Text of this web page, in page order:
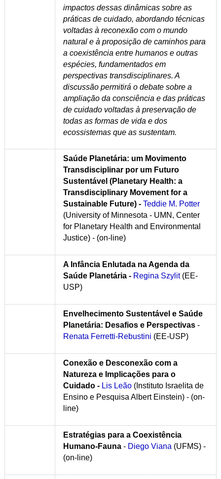
impactos dessas dinâmicas sobre as
práticas de cuidado, abordando técnicas
voltadas à reconexão com o mundo
natural e à proposição de caminhos para
a coexistência entre humanos e outras
espécies, fundamentados em
perspectivas transdisciplinares. A
discussão permitirá o debate sobre a
ampliação da consciência e das práticas
de cuidado voltadas à preservação de
todas as formas de vida e dos
ecossistemas que as sustentam.
Saúde Planetária: um Movimento
Transdisciplinar por um Futuro
Sustentável (Planetary Health: a
Transdisciplinary Movement for a
Sustainable Future) - Teddie M. Potter
(University of Minnesota - UMN, Center
for Planetary Health and Environmental
Justice) - (on-line)
A Infância Enlutada na Agenda da
Saúde Planetária - Regina Szylit(EE-
USP)
Envelhecimento Sustentável e Saúde
Planetária: Desafios e Perspectivas-
Renata Ferretti-Rebustini (EE-USP)
Conexão e Desconexão com a
Natureza e Implicações para o
Cuidado - Lis Leão(Instituto Israelita de
Ensino e Pesquisa Albert Einstein) - (on-
line)
Estratégias para a Coexistência
Humano-Fauna- Diego Viana (UFMS) -
(on-line)